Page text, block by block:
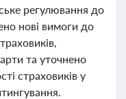
регулювання до
нові вимоги до
та уточнено
страховиків у